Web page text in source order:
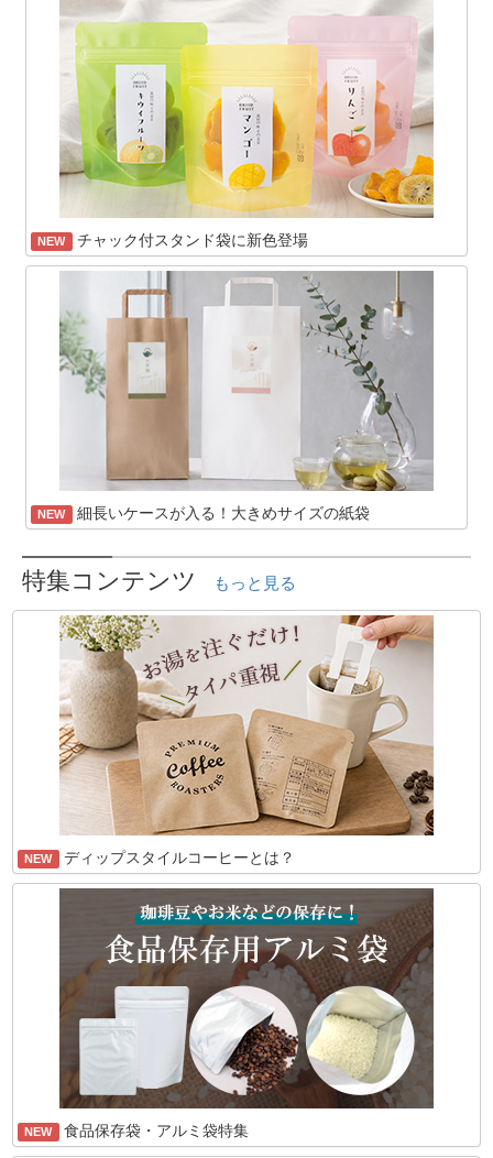
NEW チャック付スタンド袋に新色登場
NEW 細長いケースが入る！大きめサイズの紙袋
特集コンテンツ もっと見る
NEW ディップスタイルコーヒーとは？
NEW 食品保存袋・アルミ袋特集